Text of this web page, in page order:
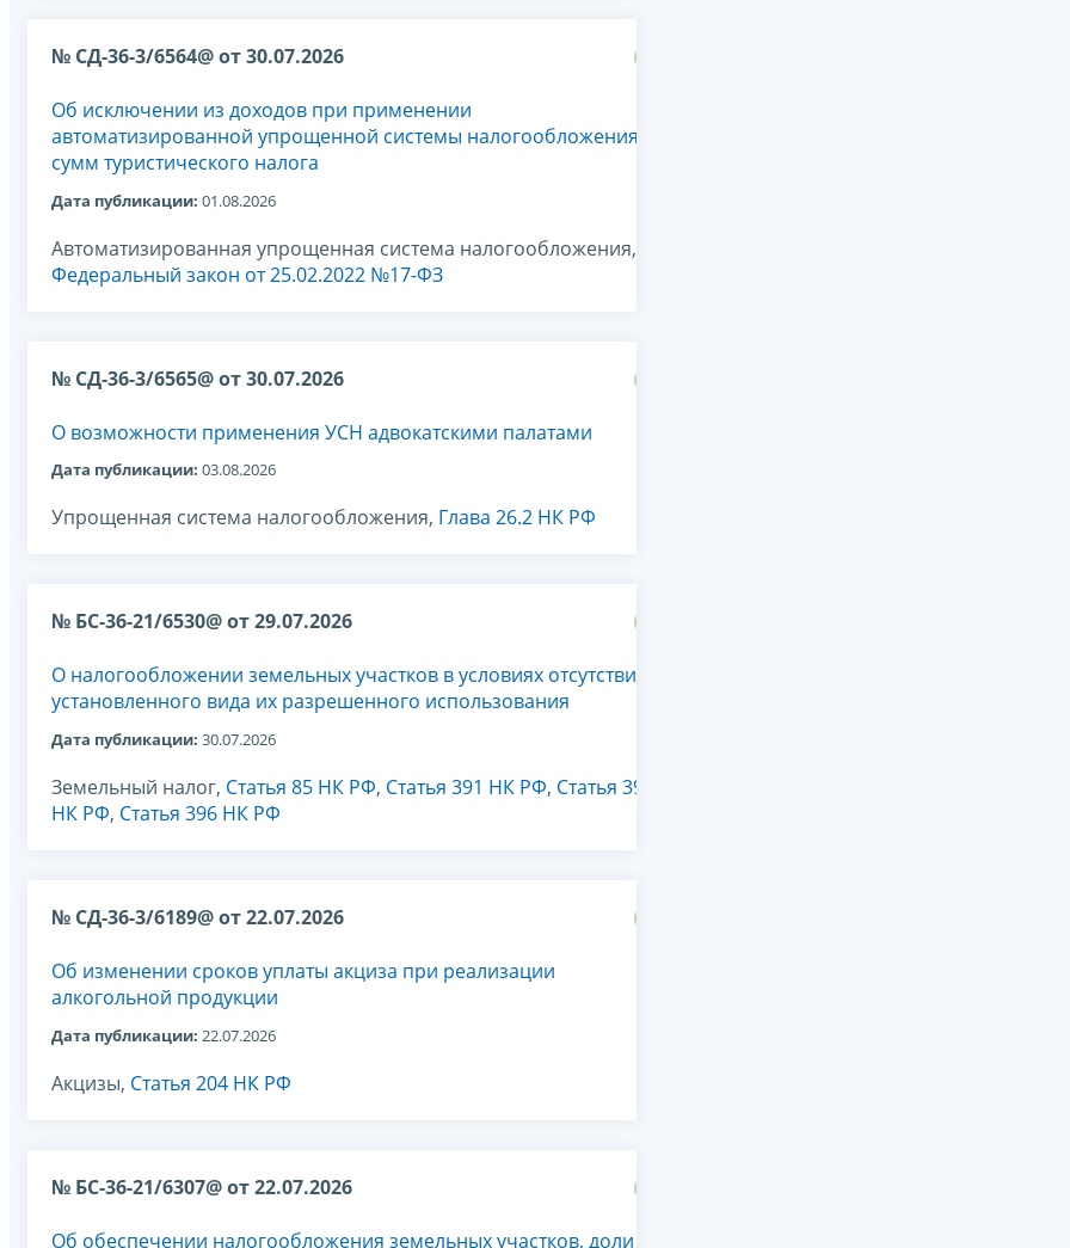
№ СД-36-3/6564@ от 30.07.2026
Об исключении из доходов при применении
автоматизированной упрощенной системы налогообложения
сумм туристического налога
Дата публикации: 01.08.2026
Автоматизированная упрощенная система налогообложения,
Федеральный закон от 25.02.2022 №17-ФЗ
№ СД-36-3/6565@ от 30.07.2026
О возможности применения УСН адвокатскими палатами
Дата публикации: 03.08.2026
Упрощенная система налогообложения, Глава 26.2 НК РФ
№ БС-36-21/6530@ от 29.07.2026
О налогообложении земельных участков в условиях отсутствия
установленного вида их разрешенного использования
Дата публикации: 30.07.2026
Земельный налог, Статья 85 НК РФ, Статья 391 НК РФ, Статья 394
НК РФ, Статья 396 НК РФ
№ СД-36-3/6189@ от 22.07.2026
Об изменении сроков уплаты акциза при реализации
алкогольной продукции
Дата публикации: 22.07.2026
Акцизы, Статья 204 НК РФ
№ БС-36-21/6307@ от 22.07.2026
Об обеспечении налогообложения земельных участков, доли в